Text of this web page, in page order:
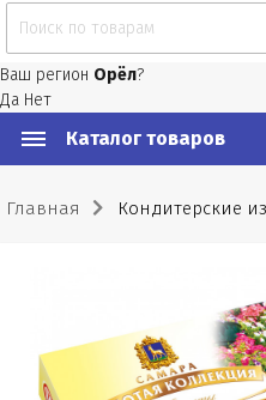
Ваш регион Орёл?
Да Нет
Каталог товаров
Главная Кондитерские